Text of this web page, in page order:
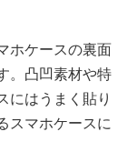
ホケースの裏面
。凸凹素材や特
にはうまく貼り
スマホケースに